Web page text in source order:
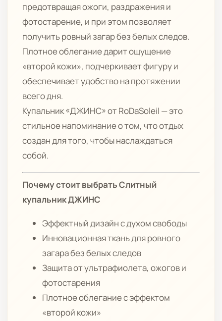
предотвращая ожоги, раздражения и
фотостарение, и при этом позволяет
получить ровный загар без белых следов.
Плотное облегание дарит ощущение
«второй кожи», подчеркивает фигуру и
обеспечивает удобство на протяжении
всего дня.
Купальник «ДЖИНС» от RoDaSoleil — это
стильное напоминание о том, что отдых
создан для того, чтобы наслаждаться
собой.
Почему стоит выбрать Слитный
купальник ДЖИНС
Эффектный дизайн с духом свободы
Инновационная ткань для ровного
загара без белых следов
Защита от ультрафиолета, ожогов и
фотостарения
Плотное облегание с эффектом
«второй кожи»